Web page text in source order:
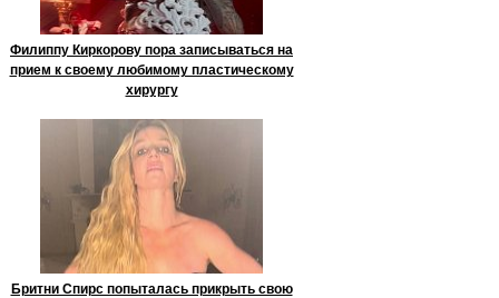
Филиппу Киркорову пора записываться на
прием к своему любимому пластическому
хирургу
Бритни Спирс попыталась прикрыть свою